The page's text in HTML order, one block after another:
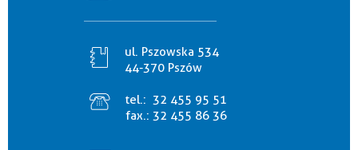
ul. Pszowska 534
44-370 Pszów
tel.: 32 455 95 51
fax.: 32 455 86 36